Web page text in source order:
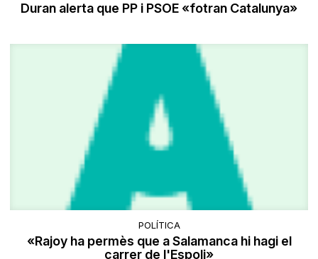
Duran alerta que PP i PSOE «fotran Catalunya»
POLÍTICA
«Rajoy ha permès que a Salamanca hi hagi el
carrer de l'Espoli»